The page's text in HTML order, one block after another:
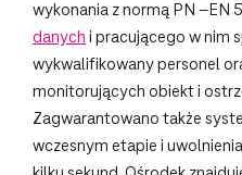
wykonania z normą PN –EN
danych i pracującego w nim
wykwalifikowany personel
monitorujących obiekt i
Zagwarantowano także
wczesnym etapie i